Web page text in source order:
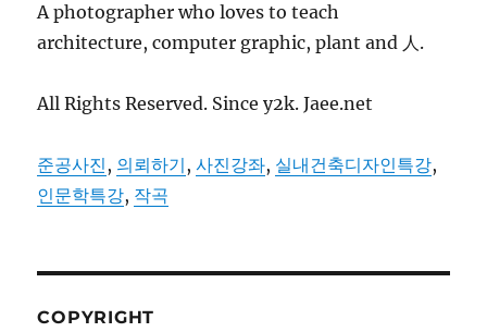
A photographer who loves to teach
architecture, computer graphic, plant and 人.
All Rights Reserved. Since y2k. Jaee.net
준공사진, 의뢰하기,사진강좌, 실내건축디자인특강,
인문학특강, 작곡
COPYRIGHT